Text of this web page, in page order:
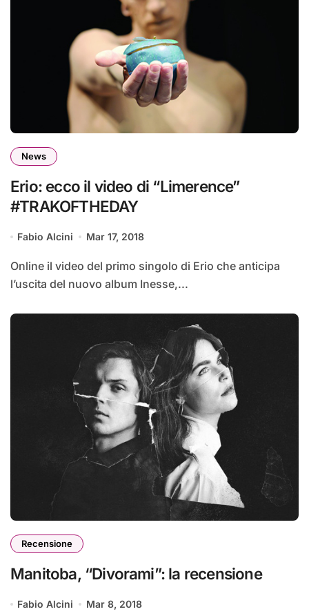
News
Erio: ecco il video di “Limerence”
#TRAKOFTHEDAY
Fabio Alcini Mar 17, 2018
Online il video del primo singolo di Erio che anticipa
l’uscita del nuovo album Inesse,...
Recensione
Manitoba, “Divorami”: la recensione
Fabio Alcini Mar 8, 2018